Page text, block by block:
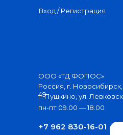
Вход / Регистрация
+7 962 830-16-01
пн-пт 09.00 — 18.00
Россия, г.
49
г. Пушкино, ул.
ООО «ТД ФОПОС»